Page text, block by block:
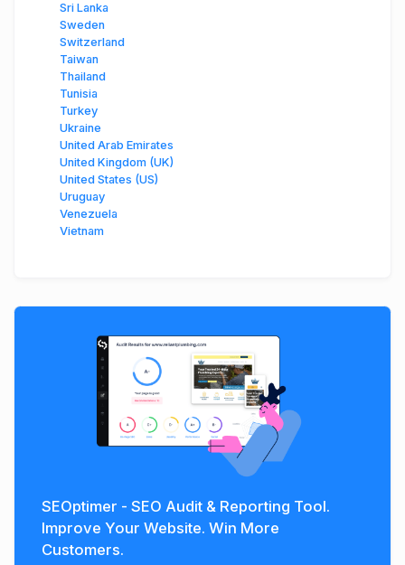
Sri Lanka
Sweden
Switzerland
Taiwan
Thailand
Tunisia
Turkey
Ukraine
United Arab Emirates
United Kingdom (UK)
United States (US)
Uruguay
Venezuela
Vietnam
SEOptimer - SEO Audit & Reporting Tool.
Improve Your Website. Win More
Customers.